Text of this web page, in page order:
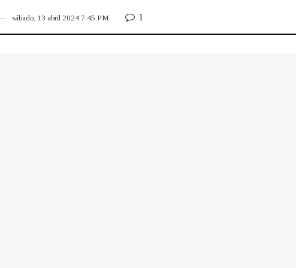
sábado, 13 abril 2024 7:45 PM 1